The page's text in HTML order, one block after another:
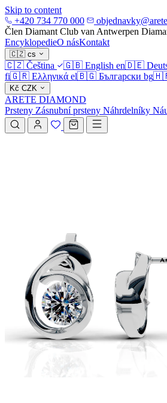
Skip to content
+420 734 770 000
Člen Diamant Club van Antwerpen
EncyklopedieO násKontakt
🇨🇿 cs
🇨🇿 Čeština 🇬🇧 English en🇩🇪
fi🇬🇷 Ελληνικά el🇧🇬 Български bg
Kč CZK
ARETE DIAMOND
Prsteny Zásnubní prsteny Náhrdelníky